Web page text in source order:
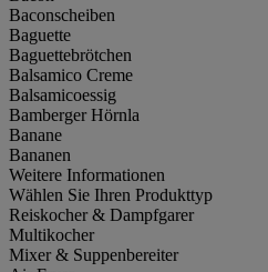
Baconscheiben
Baguette
Baguettebrötchen
Balsamico Creme
Balsamicoessig
Bamberger Hörnla
Banane
Bananen
Weitere Informationen
Wählen Sie Ihren Produkttyp
Reiskocher & Dampfgarer
Multikocher
Mixer & Suppenbereiter